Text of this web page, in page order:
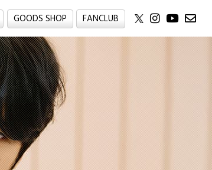
GOODS SHOP FANCLUB